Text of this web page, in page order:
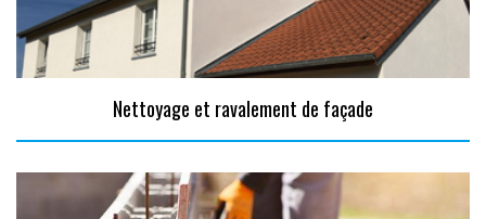
Nettoyage et ravalement de façade